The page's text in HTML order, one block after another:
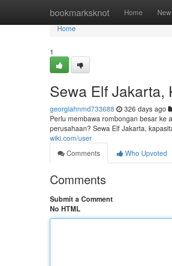
bookmarksknot Home New
Home
Home
1
Sewa Elf Jakarta,
georgiahnmd733688 326 days ago
Perlu membawa rombongan besar ke
perusahaan? Sewa Elf Jakarta,
wiki.com/user
Comments
Who Upvoted
Comments
Submit a Comment
No HTML